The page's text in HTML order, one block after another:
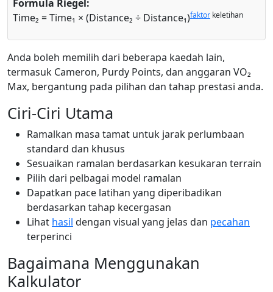
Formula Riegel:
Time₂ = Time₁ × (Distance₂ ÷ Distance₁)faktor keletihan
Anda boleh memilih dari beberapa kaedah lain,
termasuk Cameron, Purdy Points, dan anggaran VO₂
Max, bergantung pada pilihan dan tahap prestasi anda.
Ciri-Ciri Utama
Ramalkan masa tamat untuk jarak perlumbaan
standard dan khusus
Sesuaikan ramalan berdasarkan kesukaran terrain
Pilih dari pelbagai model ramalan
Dapatkan pace latihan yang diperibadikan
berdasarkan tahap kecergasan
Lihat hasil dengan visual yang jelas dan pecahan
terperinci
Bagaimana Menggunakan
Kalkulator